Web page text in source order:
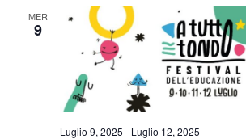
MER
9
Luglio 9, 2025 - Luglio 12, 2025